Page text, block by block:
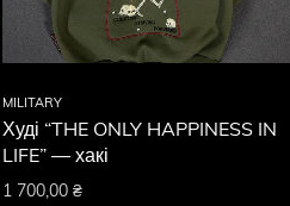
MILITARY
Худі “THE ONLY HAPPINESS IN
LIFE” — хакі
1 700,00 ₴